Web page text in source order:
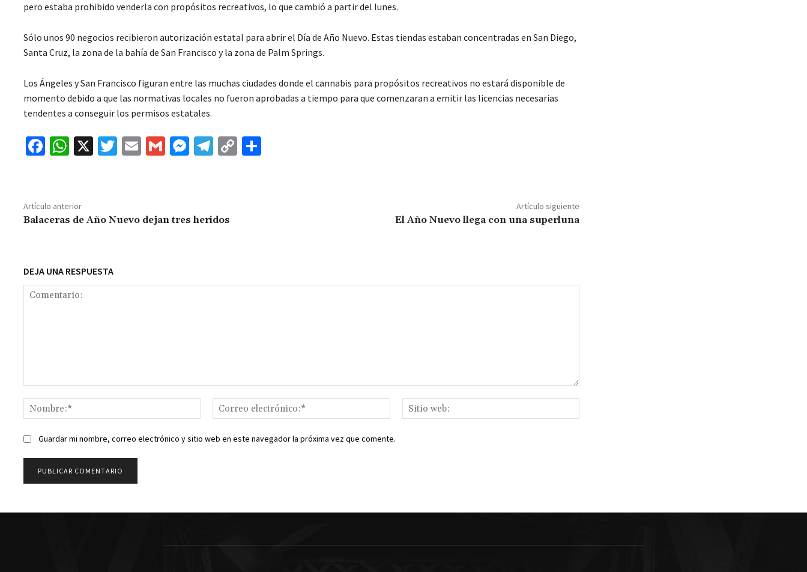
pero estaba prohibido venderla con propósitos recreativos, lo que cambió a partir del lunes.
Sólo unos 90 negocios recibieron autorización estatal para abrir el Día de Año Nuevo. Estas tiendas estaban concentradas en San Diego,
Santa Cruz, la zona de la bahía de San Francisco y la zona de Palm Springs.
Los Ángeles y San Francisco figuran entre las muchas ciudades donde el cannabis para propósitos recreativos no estará disponible de
momento debido a que las normativas locales no fueron aprobadas a tiempo para que comenzaran a emitir las licencias necesarias
tendentes a conseguir los permisos estatales.
Fa
o
o
W
sA
p
X
T
E
G
M
ge
Te
m
C
Artículo anterior
Balaceras de Año Nuevo dejan tres heridos
Artículo siguiente
El Año Nuevo llega con una superluna
DEJA UNA RESPUESTA
Nombre:*
Correo
electrónico:*
web:
Guardar mi nombre, correo electrónico y sitio web en este navegador la próxima vez que comente.